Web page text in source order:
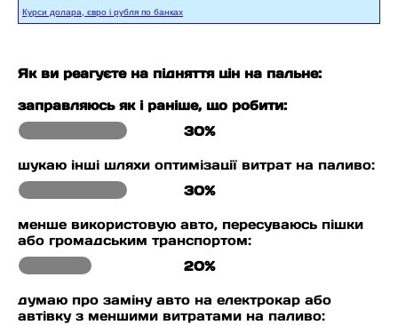
Курси долара, євро і рубля по банках
Як ви реагуєте на підняття цін на пальне:
заправляюсь як і раніше, що робити:
30%
шукаю інші шляхи оптимізації витрат на паливо:
30%
менше використовую авто, пересуваюсь пішки
або громадським транспортом:
20%
думаю про заміну авто на електрокар або
автівку з меншими витратами на паливо: